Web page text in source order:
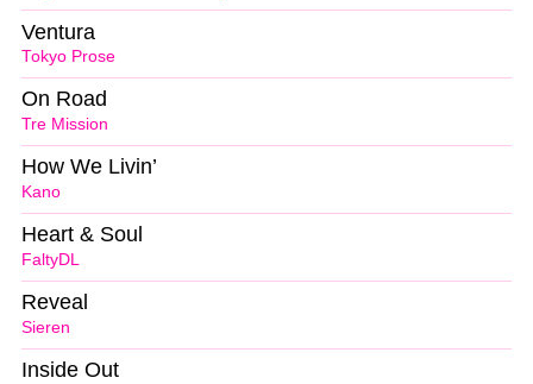
Tokyo Prose
Ventura
Tre Mission
On Road
Kano
How We Livin’
FaltyDL
Heart & Soul
Sieren
Reveal
Inside Out